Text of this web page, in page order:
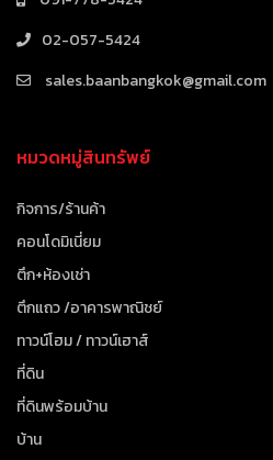
02-057-5424
sales.baanbangkok@gmail.com
หมวดหมู่สินทรัพย์
กิจการ/ร้านค้า
คอนโดมิเนี่ยม
ตึก+ห้องเช่า
ตึกแถว /อาคารพาณิชย์
ทาวน์โฮม / ทาวน์เฮาส์
ที่ดิน
ที่ดินพร้อมบ้าน
บ้าน